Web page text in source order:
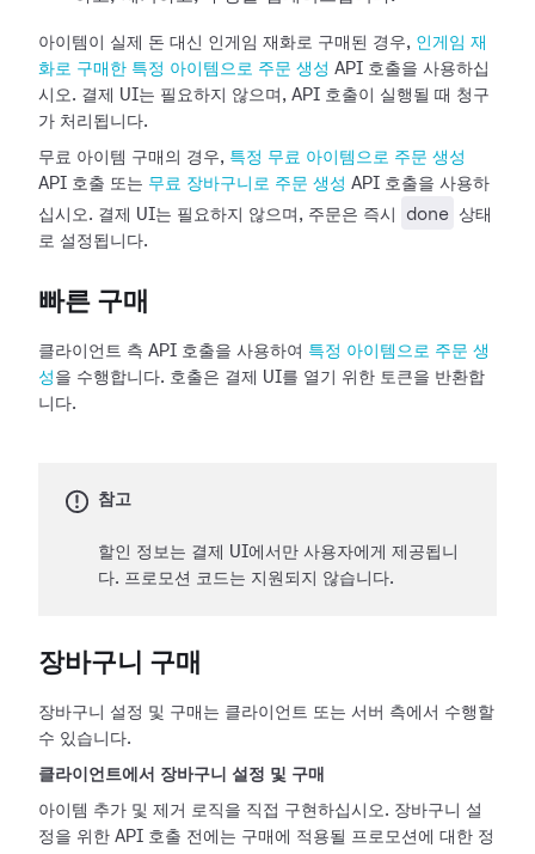
아이템이 실제 돈 대신 인게임 재화로 구매된 경우, 인게임 재
화로 구매한 특정 아이템으로 주문 생성 API 호출을 사용하십
시오. 결제 UI는 필요하지 않으며, API 호출이 실행될 때 청구
가 처리됩니다.
무료 아이템 구매의 경우, 특정 무료 아이템으로 주문 생성
API 호출 또는 무료 장바구니로 주문 생성 API 호출을 사용하
십시오. 결제 UI는 필요하지 않으며, 주문은 즉시
done 상태
로 설정됩니다.
빠른 구매
클라이언트 측 API 호출을 사용하여 특정 아이템으로 주문 생
성 을 수행합니다. 호출은 결제 UI를 열기 위한 토큰을 반환합
니다.
참고
할인 정보는 결제 UI에서만 사용자에게 제공됩니
다. 프로모션 코드는 지원되지 않습니다.
장바구니 구매
장바구니 설정 및 구매는 클라이언트 또는 서버 측에서 수행할
수 있습니다.
클라이언트에서 장바구니 설정 및 구매
아이템 추가 및 제거 로직을 직접 구현하십시오. 장바구니 설
정을 위한 API 호출 전에는 구매에 적용될 프로모션에 대한 정